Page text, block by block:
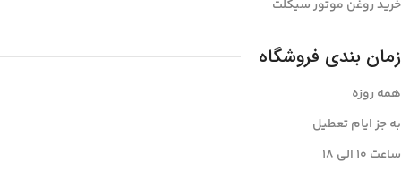
خرید روغن موتور سیکلت
زمان بندی فروشگاه
همه روزه
به جز ایام تعطیل
ساعت ۱۰ الی ۱8